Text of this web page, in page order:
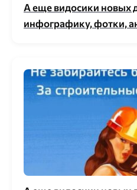
А еще видосики новых
инфографику, фотки,